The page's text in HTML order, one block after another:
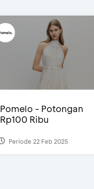
Pomelo - Potongan
Rp100 Ribu
Periode 22 Feb 2025